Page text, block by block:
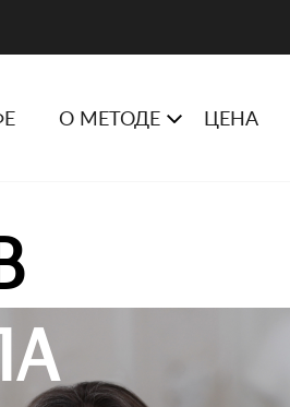
О МЕТОДЕ ЦЕНА